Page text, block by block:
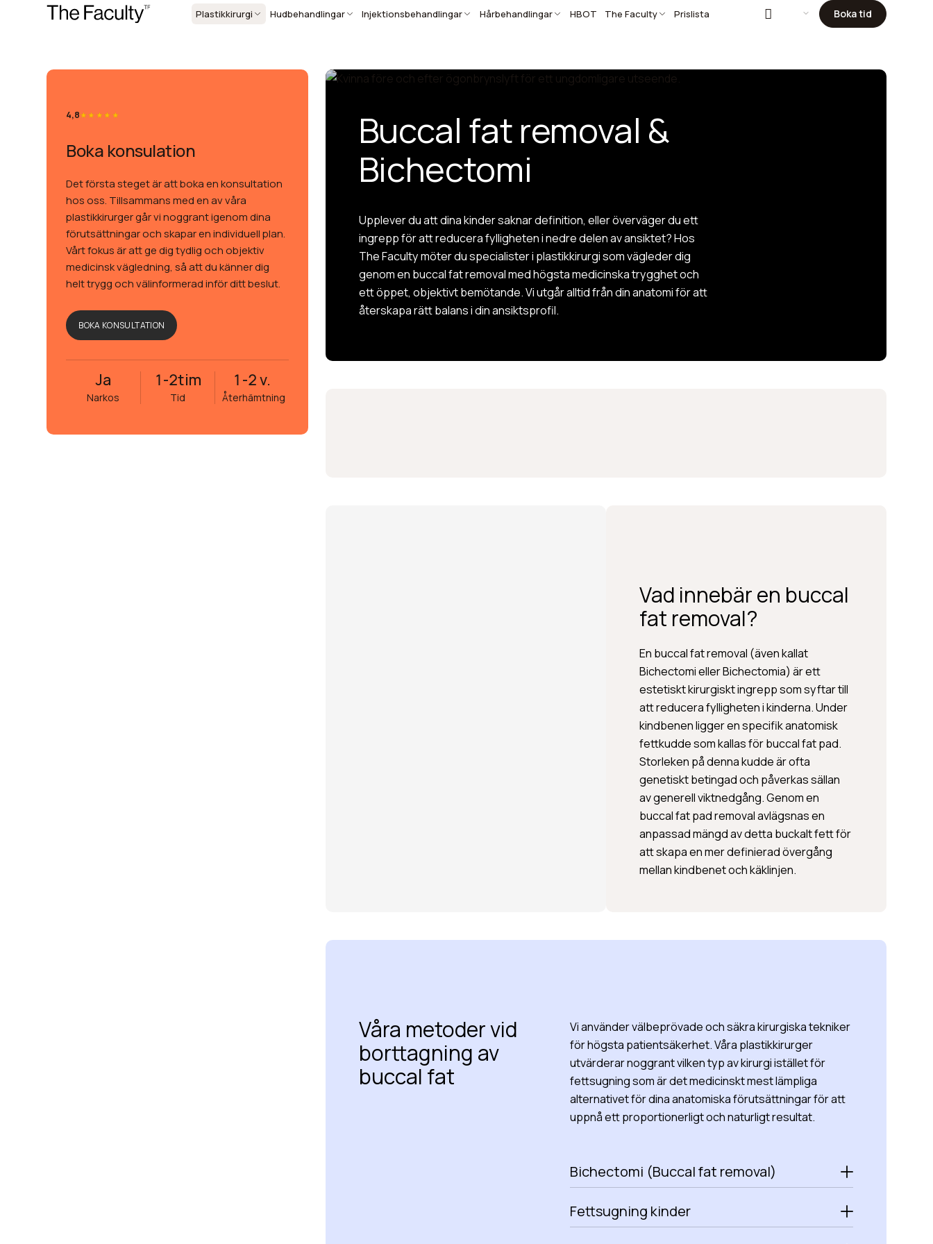
Plastikkirurgi Hudbehandlingar Injektionsbehandlingar Hårbehandlingar HBOT The Faculty Prislista Boka tid
4,8
Boka konsulation
Det första steget är att boka en konsultation
hos oss. Tillsammans med en av våra
plastikkirurger går vi noggrant igenom dina
förutsättningar och skapar en individuell plan.
Vårt fokus är att ge dig tydlig och objektiv
medicinsk vägledning, så att du känner dig
helt trygg och välinformerad inför ditt beslut.
BOKA KONSULTATION
Ja
Narkos
1-2tim
Tid
1-2 v.
Återhämtning
Buccal fat removal &
Bichectomi
Upplever du att dina kinder saknar definition, eller överväger du ett
ingrepp för att reducera fylligheten i nedre delen av ansiktet? Hos
The Faculty möter du specialister i plastikkirurgi som vägleder dig
genom en buccal fat removal med högsta medicinska trygghet och
ett öppet, objektivt bemötande. Vi utgår alltid från din anatomi för att
återskapa rätt balans i din ansiktsprofil.
BOKA KONSULTATION
Vad innebär en buccal
fat removal?
En buccal fat removal (även kallat
Bichectomi eller Bichectomia) är ett
estetiskt kirurgiskt ingrepp som syftar till
att reducera fylligheten i kinderna. Under
kindbenen ligger en specifik anatomisk
fettkudde som kallas för buccal fat pad.
Storleken på denna kudde är ofta
genetiskt betingad och påverkas sällan
av generell viktnedgång. Genom en
buccal fat pad removal avlägsnas en
anpassad mängd av detta buckalt fett för
att skapa en mer definierad övergång
mellan kindbenet och käklinjen.
Våra metoder vid
borttagning av
buccal fat
Vi använder välbeprövade och säkra kirurgiska tekniker
för högsta patientsäkerhet. Våra plastikkirurger
utvärderar noggrant vilken typ av kirurgi istället för
fettsugning som är det medicinskt mest lämpliga
alternativet för dina anatomiska förutsättningar för att
uppnå ett proportionerligt och naturligt resultat.
Bichectomi (Buccal fat removal)
Fettsugning kinder